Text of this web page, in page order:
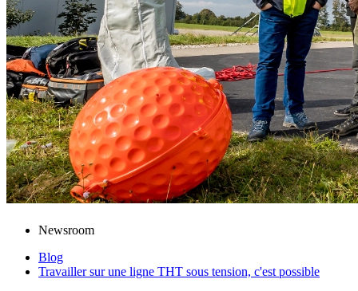
Newsroom
Blog
Travailler sur une ligne THT sous tension, c'est possible